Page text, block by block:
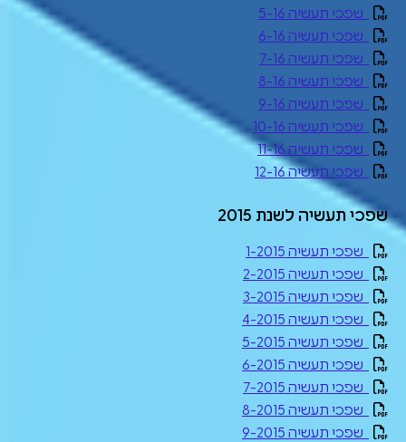
שפכי תעשיה 5-16
שפכי תעשיה 6-16
שפכי תעשיה 7-16
שפכי תעשיה 8-16
שפכי תעשיה 9-16
שפכי תעשיה 10-16
שפכי תעשיה 11-16
שפכי תעשיה 12-16
שפכי תעשיה לשנת 2015
שפכי תעשיה 1-2015
שפכי תעשיה 2-2015
שפכי תעשיה 3-2015
שפכי תעשיה 4-2015
שפכי תעשיה 5-2015
שפכי תעשיה 6-2015
שפכי תעשיה 7-2015
שפכי תעשיה 8-2015
שפכי תעשיה 9-2015